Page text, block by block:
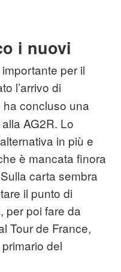
i nuovi
per il
l’arrivo di
ha concluso una
AG2R. Lo
in più e
è mancata finora
carta sembra
il punto di
per poi fare da
Tour de France,
del